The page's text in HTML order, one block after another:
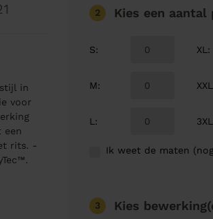
in
voor
een
rits. -
2 Kies een aantal
S:
M:
L :
XL :
XXL
3XL
Ik weet de maten
3 Kies